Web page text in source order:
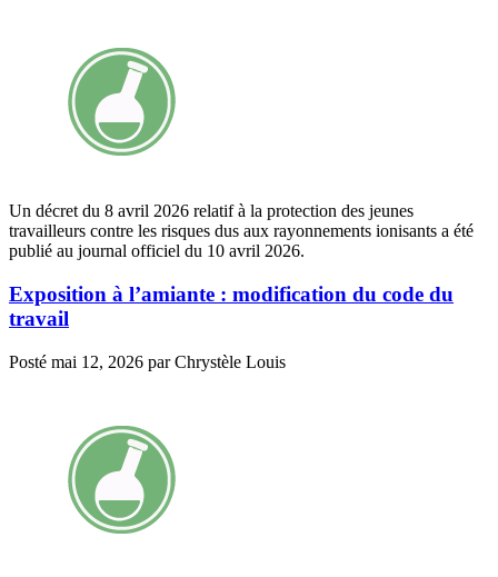
Un décret du 8 avril 2026 relatif à la protection des jeunes
travailleurs contre les risques dus aux rayonnements ionisants a été
publié au journal officiel du 10 avril 2026.
Exposition à l’amiante : modification du code du
travail
Posté mai 12, 2026 par Chrystèle Louis